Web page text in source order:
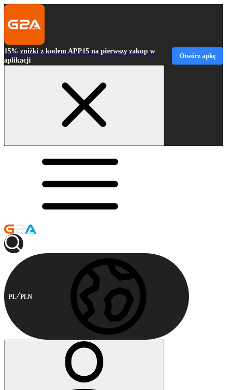
15% zniżki z kodem APP15 na pierwszy zakup w
aplikacji
Otwórz apkę
PL PLN